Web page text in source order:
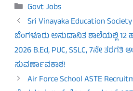
Categories
Govt Jobs
Sri Vinayaka Education
ಬೆಂಗಳೂರು ಅನುದಾನಿತ ಶಾಲೆಯಲ್ಲಿ 12
2026 B.Ed, PUC, SSLC, 7ನೇ
ಸುವರ್ಣಾವಕಾಶ!
Air Force School ASTE